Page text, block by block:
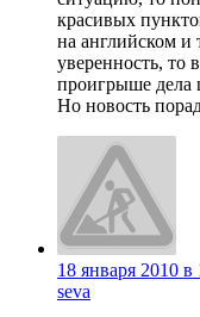
красивых
на английском и
уверенность, то
проигрыше дела
Но новость
18 января 2010 в
seva